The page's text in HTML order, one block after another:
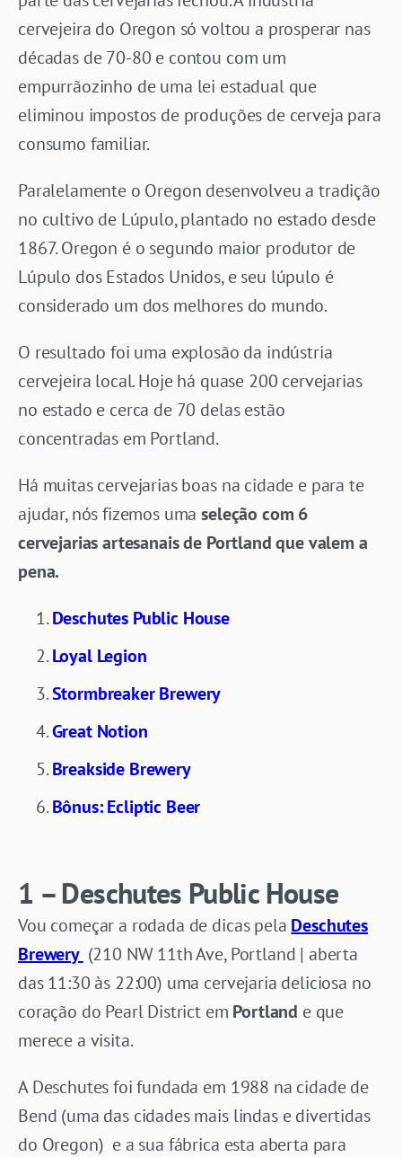
cervejeira do Oregon só voltou a prosperar nas
décadas de 70-80 e contou com um
empurrãozinho de uma lei estadual que
eliminou impostos de produções de cerveja para
consumo familiar.
Paralelamente o Oregon desenvolveu a tradição
no cultivo de Lúpulo, plantado no estado desde
1867. Oregon é o segundo maior produtor de
Lúpulo dos Estados Unidos, e seu lúpulo é
considerado um dos melhores do mundo.
O resultado foi uma explosão da indústria
cervejeira local. Hoje há quase 200 cervejarias
no estado e cerca de 70 delas estão
concentradas em Portland.
Há muitas cervejarias boas na cidade e para te
ajudar, nós fizemos uma seleção com 6
cervejarias artesanais de Portland que valem a
pena.
Deschutes Public House
Loyal Legion
Stormbreaker Brewery
Great Notion
Breakside Brewery
Bônus: Ecliptic Beer
1 – Deschutes Public House
Vou começar a rodada de dicas pela Deschutes
Brewery (210 NW 11th Ave, Portland | aberta
das 11:30 às 22:00) uma cervejaria deliciosa no
coração do Pearl District em Portland e que
merece a visita.
A Deschutes foi fundada em 1988 na cidade de
Bend (uma das cidades mais lindas e divertidas
do Oregon) e a sua fábrica esta aberta para